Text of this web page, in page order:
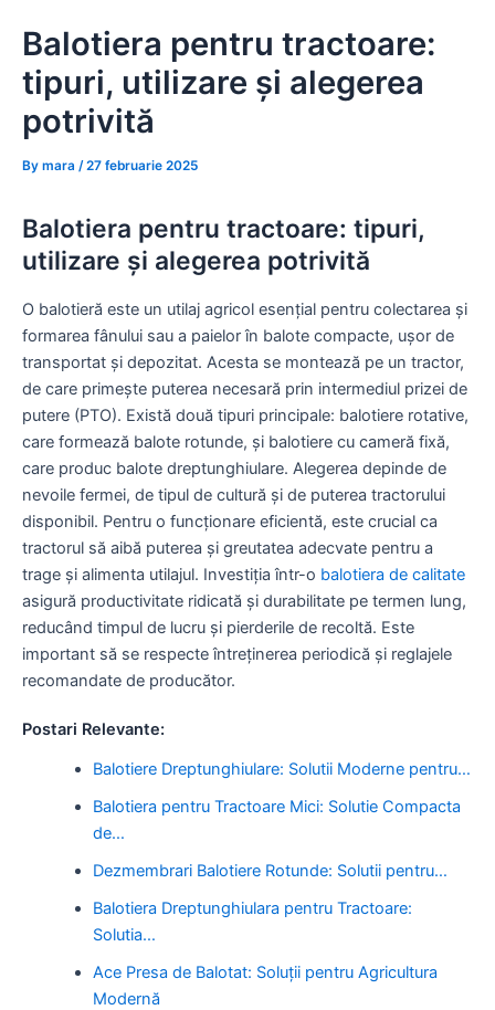
content
Balotiera pentru tractoare:
tipuri, utilizare și alegerea
potrivită
By mara /27 februarie 2025
Balotiera pentru tractoare: tipuri,
utilizare și alegerea potrivită
O balotieră este un utilaj agricol esențial pentru colectarea și
formarea fânului sau a paielor în balote compacte, ușor de
transportat și depozitat. Acesta se montează pe un tractor,
de care primește puterea necesară prin intermediul prizei de
putere (PTO). Există două tipuri principale: balotiere rotative,
care formează balote rotunde, și balotiere cu cameră fixă,
care produc balote dreptunghiulare. Alegerea depinde de
nevoile fermei, de tipul de cultură și de puterea tractorului
disponibil. Pentru o funcționare eficientă, este crucial ca
tractorul să aibă puterea și greutatea adecvate pentru a
trage și alimenta utilajul. Investiția într-o balotiera de calitate
asigură productivitate ridicată și durabilitate pe termen lung,
reducând timpul de lucru și pierderile de recoltă. Este
important să se respecte întreținerea periodică și reglajele
recomandate de producător.
Postari Relevante:
Balotiere Dreptunghiulare: Solutii Moderne pentru…
Balotiera pentru Tractoare Mici: Solutie Compacta
de…
Dezmembrari Balotiere Rotunde: Solutii pentru…
Balotiera Dreptunghiulara pentru Tractoare:
Solutia…
Ace Presa de Balotat: Soluții pentru Agricultura
Modernă